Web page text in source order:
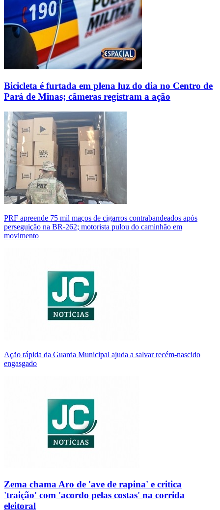
Bicicleta é furtada em plena luz do dia no Centro de
Pará de Minas; câmeras registram a ação
PRF apreende 75 mil maços de cigarros contrabandeados após
perseguição na BR-262; motorista pulou do caminhão em
movimento
Ação rápida da Guarda Municipal ajuda a salvar recém-nascido
engasgado
Zema chama Aro de 'ave de rapina' e critica
'traição' com 'acordo pelas costas' na corrida
eleitoral